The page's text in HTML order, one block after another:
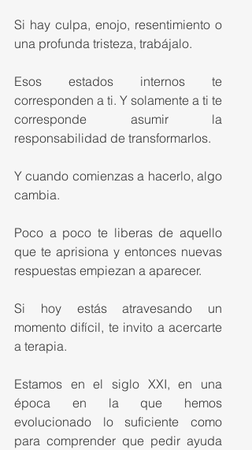
Si hay culpa, enojo, resentimiento o
una profunda tristeza, trabájalo.
Esos estados internos te
corresponden a ti. Y solamente a ti te
corresponde asumir la
responsabilidad de transformarlos.
Y cuando comienzas a hacerlo, algo
cambia.
Poco a poco te liberas de aquello
que te aprisiona y entonces nuevas
respuestas empiezan a aparecer.
Si hoy estás atravesando un
momento difícil, te invito a acercarte
a terapia.
Estamos en el siglo XXI, en una
época en la que hemos
evolucionado lo suficiente como
para comprender que pedir ayuda